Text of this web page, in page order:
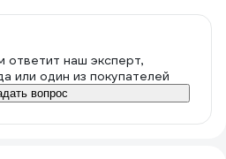
ответит наш эксперт,
или один из покупателей
вопрос